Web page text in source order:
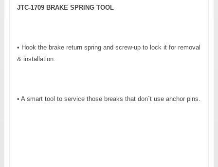
JTC-1709 BRAKE SPRING TOOL
• Hook the brake return spring and screw-up to lock it for removal
& installation.
• A smart tool to service those breaks that don`t use anchor pins.